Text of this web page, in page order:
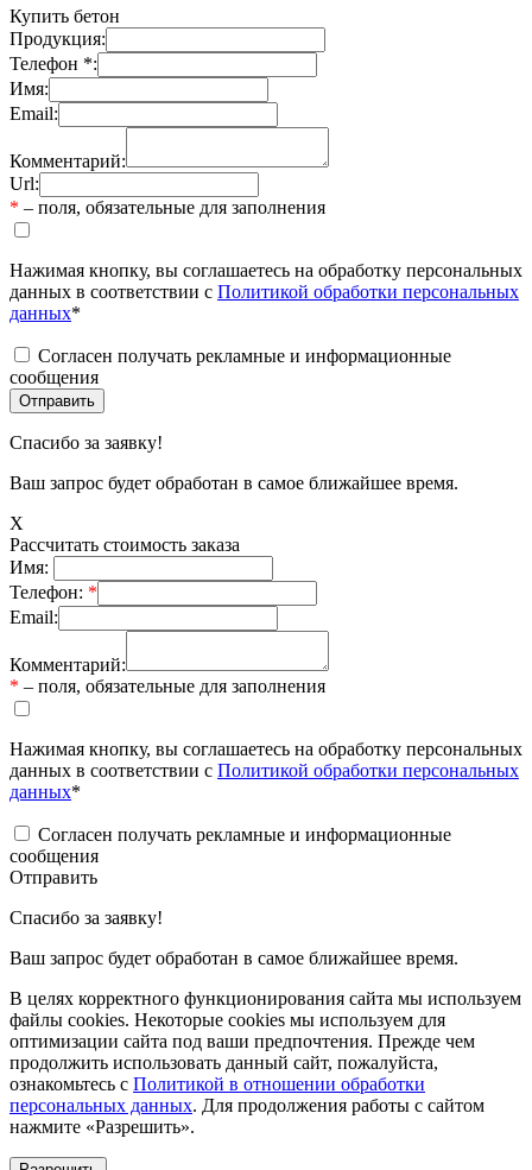
Купить бетон
Продукция:
Телефон *:
Имя:
Email:
Комментарий:
Url:
* – поля, обязательные для заполнения
Нажимая кнопку, вы соглашаетесь на обработку персональных
данных в соответствии с Политикой обработки персональных
данных*
Согласен получать рекламные и информационные
сообщения
Спасибо за заявку!
Ваш запрос будет обработан в самое ближайшее время.
X
Рассчитать стоимость заказа
Имя:
Телефон: *
Email:
Комментарий:
* – поля, обязательные для заполнения
Нажимая кнопку, вы соглашаетесь на обработку персональных
данных в соответствии с Политикой обработки персональных
данных*
Согласен получать рекламные и информационные
сообщения
Отправить
Спасибо за заявку!
Ваш запрос будет обработан в самое ближайшее время.
В целях корректного функционирования сайта мы используем
файлы cookies. Некоторые cookies мы используем для
оптимизации сайта под ваши предпочтения. Прежде чем
продолжить использовать данный сайт, пожалуйста,
ознакомьтесь с Политикой в отношении обработки
персональных данных. Для продолжения работы с сайтом
нажмите «Разрешить».